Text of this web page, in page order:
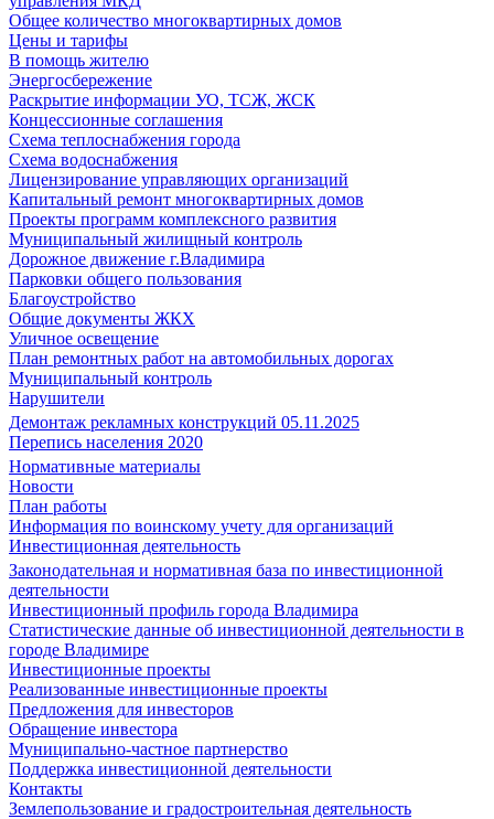
Общее количество многоквартирных домов
Цены и тарифы
В помощь жителю
Энергосбережение
Раскрытие информации УО, ТСЖ, ЖСК
Концессионные соглашения
Схема теплоснабжения города
Схема водоснабжения
Лицензирование управляющих организаций
Капитальный ремонт многоквартирных домов
Проекты программ комплексного развития
Муниципальный жилищный контроль
Дорожное движение г.Владимира
Парковки общего пользования
Благоустройство
Общие документы ЖКХ
Уличное освещение
План ремонтных работ на автомобильных дорогах
Муниципальный контроль
Нарушители
Демонтаж рекламных конструкций 05.11.2025
Перепись населения 2020
Нормативные материалы
Новости
План работы
Информация по воинскому учету для организаций
Инвестиционная деятельность
Законодательная и нормативная база по инвестиционной
деятельности
Инвестиционный профиль города Владимира
Статистические данные об инвестиционной деятельности в
городе Владимире
Инвестиционные проекты
Реализованные инвестиционные проекты
Предложения для инвесторов
Обращение инвестора
Муниципально-частное партнерство
Поддержка инвестиционной деятельности
Контакты
Землепользование и градостроительная деятельность